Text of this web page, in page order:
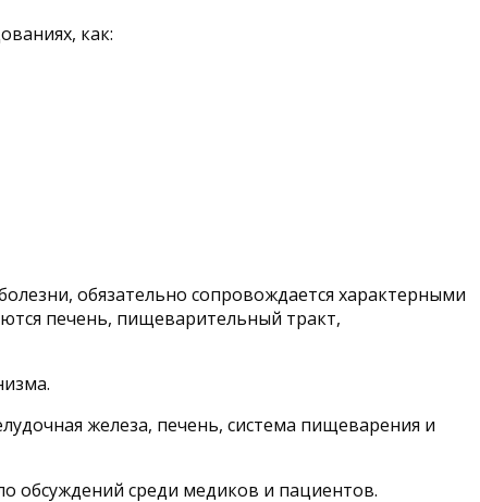
как:
обязательно сопровождается характерными
печень, пищеварительный тракт,
железа, печень, система пищеварения и
обсуждений среди медиков и пациентов.